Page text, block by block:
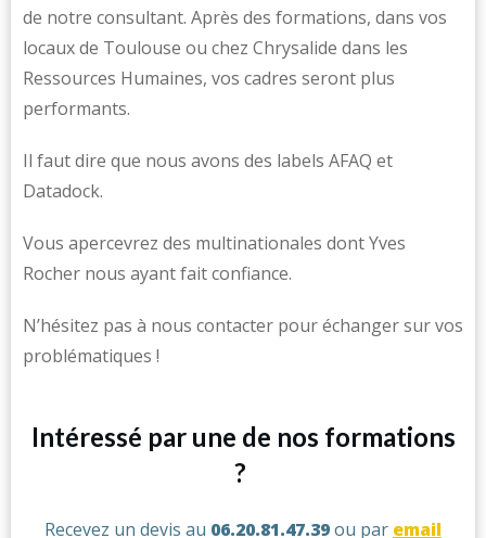
de notre consultant. Après des formations, dans vos
locaux de Toulouse ou chez Chrysalide dans les
Ressources Humaines, vos cadres seront plus
performants.
Il faut dire que nous avons des labels AFAQ et
Datadock.
Vous apercevrez des multinationales dont Yves
Rocher nous ayant fait confiance.
N’hésitez pas à nous contacter pour échanger sur vos
problématiques !
Intéressé par une de nos formations
?
Recevez un devis au 06.20.81.47.39ou par email